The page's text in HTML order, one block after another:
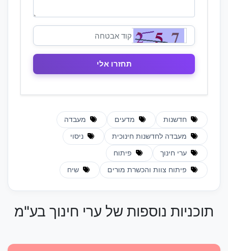
חדשנות מדעים מעבדה
מעבדה לחדשנות חינוכית ניסוי
ערי חינוך פיתוח
פיתוח צוות והכשרת מורים שיח
תוכניות נוספות של ערי חינוך בע"מ